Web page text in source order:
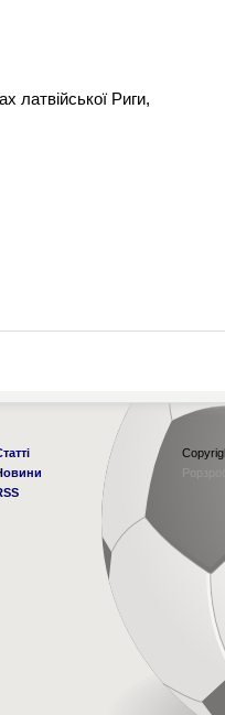
латвійської Риги,